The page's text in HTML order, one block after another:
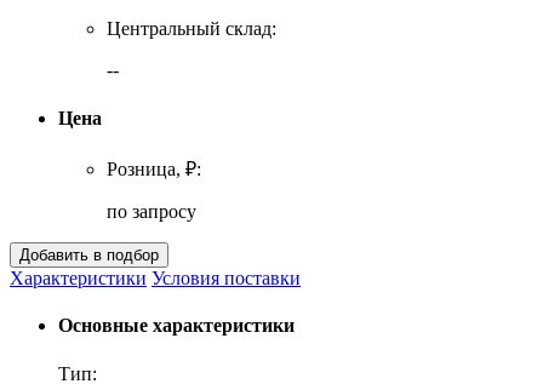
Центральный склад:
--
Цена
Розница, ₽:
по запросу
Характеристики Условия поставки
Основные характеристики
Тип: